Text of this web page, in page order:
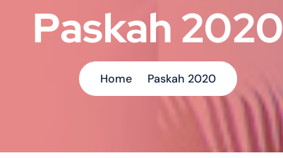
Paskah 2020
Home Paskah 2020